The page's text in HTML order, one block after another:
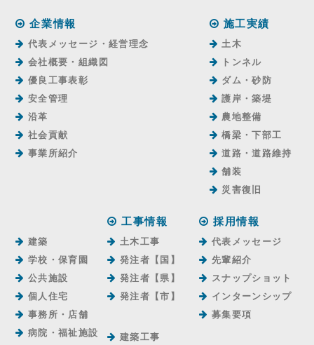
企業情報
代表メッセージ・経営理念
会社概要・組織図
優良工事表彰
安全管理
沿革
社会貢献
事業所紹介
施工実績
土木
トンネル
ダム・砂防
護岸・築堤
農地整備
橋梁・下部工
道路・道路維持
舗装
災害復旧
建築
学校・保育園
公共施設
個人住宅
事務所・店舗
病院・福祉施設
工事情報
土木工事
発注者【国】
発注者【県】
発注者【市】
建築工事
採用情報
代表メッセージ
先輩紹介
スナップショット
インターンシップ
募集要項